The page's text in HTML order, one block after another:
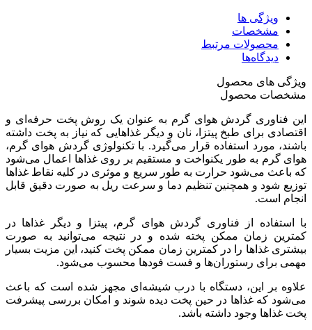
ویژگی ها
مشخصات
محصولات مرتبط
دیدگاه‌ها
ویژگی های محصول
مشخصات محصول
این فناوری گردش هوای گرم به عنوان یک روش پخت حرفه‌ای و
اقتصادی برای طبخ پیتزا، نان و دیگر غذاهایی که نیاز به پخت داشته
باشند، مورد استفاده قرار می‌گیرد. با تکنولوژی گردش هوای گرم،
هوای گرم به طور یکنواخت و مستقیم بر روی غذاها اعمال می‌شود
که باعث می‌شود حرارت به طور سریع و موثری در کلیه نقاط غذاها
توزیع شود و همچنین تنظیم دما و سرعت ریل به صورت دقیق قابل
انجام است.
با استفاده از فناوری گردش هوای گرم، پیتزا و دیگر غذاها در
کمترین زمان ممکن پخته شده و در نتیجه می‌توانید به صورت
بیشتری غذاها را در کمترین زمان ممکن پخت کنید، این مزیت بسیار
مهمی برای رستوران‌ها و فست فودها محسوب می‌شود.
علاوه بر این، دستگاه با درب شیشه‌ای مجهز شده است که باعث
می‌شود که غذاها در حین پخت دیده شوند و امکان بررسی پیشرفت
پخت غذاها وجود داشته باشد.